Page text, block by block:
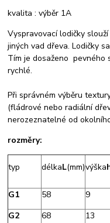
kvalita : výběr 1A
Vyspravovací lodičky
jiných vad dřeva. Lodičky
Tím je dosaženo pevného
rychlé.
Při správném výběru
(fládrové nebo radiální
nerozeznatelné od
rozměry:
typ délkaL(mm)výška
G1
58 9
G2
68 13